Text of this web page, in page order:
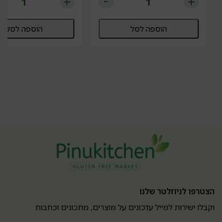
הוספה לסל הוספה לסל
הצטרפו לניוזלטר שלנו
וקבלו ישירות למייל עדכונים על מוצרים, מתכונים וכתבות